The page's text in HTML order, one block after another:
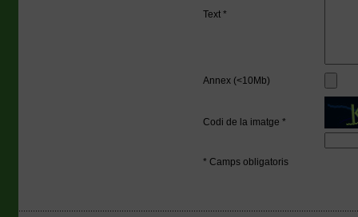
Text *
Annex (<10Mb)
Codi de la imatge *
* Camps obligatoris